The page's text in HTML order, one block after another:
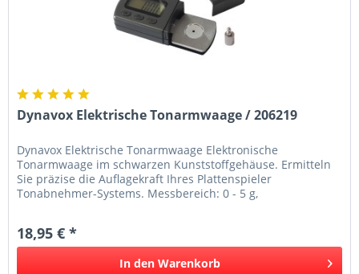
Dynavox Elektrische Tonarmwaage / 206219
Dynavox Elektrische Tonarmwaage Elektronische
Tonarmwaage im schwarzen Kunststoffgehäuse. Ermitteln
Sie präzise die Auflagekraft Ihres Plattenspieler
Tonabnehmer-Systems. Messbereich: 0 - 5 g,
18,95 € *
In den Warenkorb